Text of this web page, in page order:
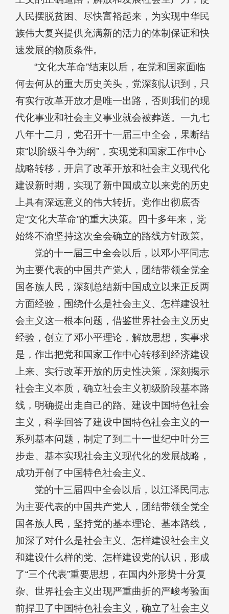
人民摆脱贫困、尽快富裕起来，为实现中华民
族伟大复兴提供充满新的活力的体制保证和快
速发展的物质条件。
“文化大革命”结束以后，在党和国家面临
何去何从的重大历史关头，党深刻认识到，只
有实行改革开放才是唯一出路，否则我们的现
代化事业和社会主义事业就会被葬送。一九七
八年十二月，党召开十一届三中全会，果断结
束“以阶级斗争为纲”，实现党和国家工作中心
战略转移，开启了改革开放和社会主义现代化
建设新时期，实现了新中国成立以来党的历史
上具有深远意义的伟大转折。党作出彻底否
定“文化大革命”的重大决策。四十多年来，党
始终不渝坚持这次全会确立的路线方针政策。
党的十一届三中全会以后，以邓小平同志
为主要代表的中国共产党人，团结带领全党全
国各族人民，深刻总结新中国成立以来正反两
方面经验，围绕什么是社会主义、怎样建设社
会主义这一根本问题，借鉴世界社会主义历史
经验，创立了邓小平理论，解放思想，实事求
是，作出把党和国家工作中心转移到经济建设
上来、实行改革开放的历史性决策，深刻揭示
社会主义本质，确立社会主义初级阶段基本路
线，明确提出走自己的路、建设中国特色社会
主义，科学回答了建设中国特色社会主义的一
系列基本问题，制定了到二十一世纪中叶分三
步走、基本实现社会主义现代化的发展战略，
成功开创了中国特色社会主义。
党的十三届四中全会以后，以江泽民同志
为主要代表的中国共产党人，团结带领全党全
国各族人民，坚持党的基本理论、基本路线，
加深了对什么是社会主义、怎样建设社会主义
和建设什么样的党、怎样建设党的认识，形成
了“三个代表”重要思想，在国内外形势十分复
杂、世界社会主义出现严重曲折的严峻考验面
前捍卫了中国特色社会主义，确立了社会主义